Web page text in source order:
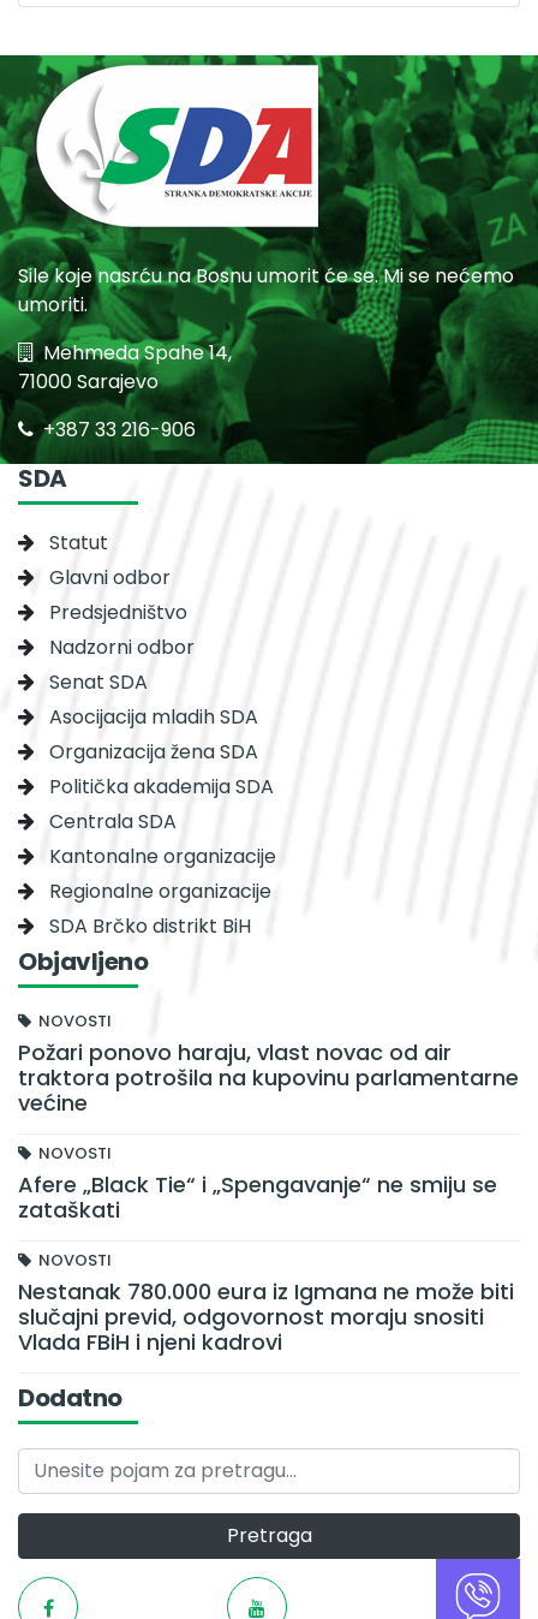
Sile koje nasrću na Bosnu umorit će se. Mi se nećemo
umoriti.
Mehmeda Spahe 14,
71000 Sarajevo
+387 33 216-906
SDA
Statut
Glavni odbor
Predsjedništvo
Nadzorni odbor
Senat SDA
Asocijacija mladih SDA
Organizacija žena SDA
Politička akademija SDA
Centrala SDA
Kantonalne organizacije
Regionalne organizacije
SDA Brčko distrikt BiH
Objavljeno
NOVOSTI
Požari ponovo haraju, vlast novac od air
traktora potrošila na kupovinu parlamentarne
većine
NOVOSTI
Afere „Black Tie“ i „Spengavanje“ ne smiju se
zataškati
NOVOSTI
Nestanak 780.000 eura iz Igmana ne može biti
slučajni previd, odgovornost moraju snositi
Vlada FBiH i njeni kadrovi
Dodatno
Pretraga